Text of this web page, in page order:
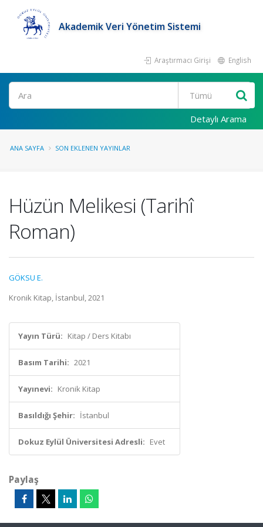
Akademik Veri Yönetim Sistemi
Araştırmacı Girişi English
Ara
Detaylı Arama
ANA SAYFA SON EKLENEN YAYINLAR
Hüzün Melikesi (Tarihî
Roman)
GÖKSU E.
Kronik Kitap, İstanbul, 2021
Yayın Türü: Kitap / Ders Kitabı
Basım Tarihi: 2021
Yayınevi: Kronik Kitap
Basıldığı Şehir: İstanbul
Dokuz Eylül Üniversitesi Adresli: Evet
Paylaş